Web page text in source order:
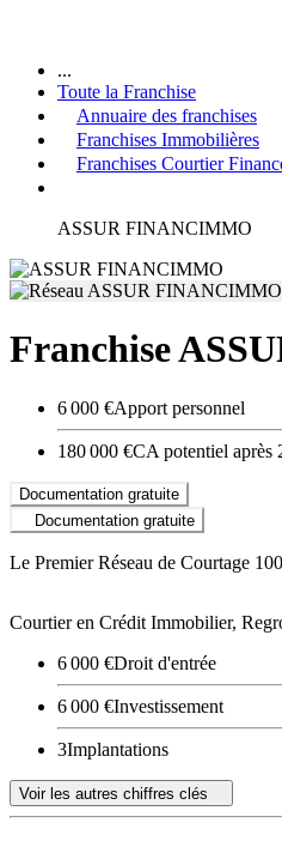
...
Toute la Franchise
Annuaire des franchises
Franchises Immobilières
Franchises Courtier
ASSUR FINANCIMMO
Franchise
6 000 €Apport personnel
180 000 €CA potentiel après
Documentation gratuite
Documentation gratuite
Le Premier Réseau de Courtage
Courtier en Crédit Immobilier,
6 000 €Droit d'entrée
6 000 €Investissement
3Implantations
Voir les autres chiffres clés